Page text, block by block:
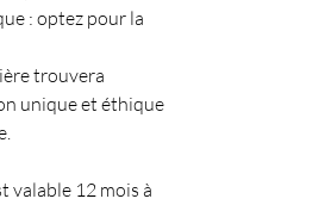
: optez pour la
trouvera
unique et éthique
valable 12 mois à